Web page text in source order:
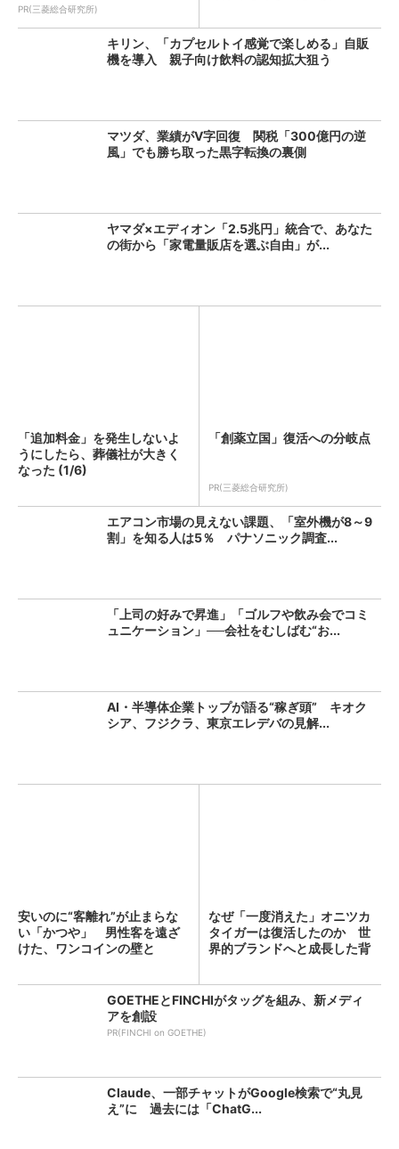
PR(三菱総合研究所)
キリン、「カプセルトイ感覚で楽しめる」自販
機を導入 親子向け飲料の認知拡大狙う
マツダ、業績がV字回復 関税「300億円の逆
風」でも勝ち取った黒字転換の裏側
ヤマダ×エディオン「2.5兆円」統合で、あなた
の街から「家電量販店を選ぶ自由」が...
「追加料金」を発生しないよ
うにしたら、葬儀社が大きく
なった (1/6)
「創薬立国」復活への分岐点
PR(三菱総合研究所)
エアコン市場の見えない課題、「室外機が8～9
割」を知る人は5％ パナソニック調査...
「上司の好みで昇進」「ゴルフや飲み会でコミ
ュニケーション」──会社をむしばむ“お...
AI・半導体企業トップが語る“稼ぎ頭” キオク
シア、フジクラ、東京エレデバの見解...
安いのに“客離れ”が止まらな
い「かつや」 男性客を遠ざ
けた、ワンコインの壁と
なぜ「一度消えた」オニツカ
タイガーは復活したのか 世
界的ブランドへと成長した背
GOETHEとFINCHIがタッグを組み、新メディ
アを創設
PR(FINCHI on GOETHE)
Claude、一部チャットがGoogle検索で“丸見
え”に 過去には「ChatG...